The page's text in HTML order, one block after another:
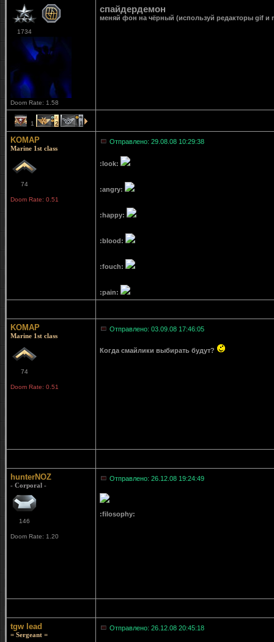
1734
Doom Rate: 1.58
спайдердемон
меняй фон на чёрный (используй редакторы gif и
1 2 1
KOMAP
Marine 1st class
74
Doom Rate: 0.51
Отправлено: 29.08.08 10:29:38
:look:
:angry:
:happy:
:blood:
:fouch:
:pain:
KOMAP
Marine 1st class
74
Doom Rate: 0.51
Отправлено: 03.09.08 17:46:05
Когда смайлики выбирать будут?
hunterNOZ
- Corporal -
146
Doom Rate: 1.20
Отправлено: 26.12.08 19:24:49
:filosophy:
tgw lead
= Sergeant =
Отправлено: 26.12.08 20:45:18